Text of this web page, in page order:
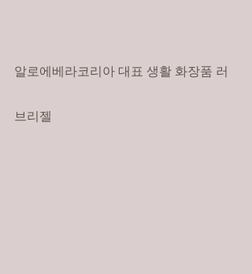
알로에베라코리아 대표 생활 화장품 러
브리젤